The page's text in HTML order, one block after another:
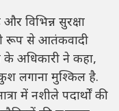
विभिन्न सुरक्षा
रूप से आतंकवादी
के अधिकारी ने कहा,
लगाना मुश्किल है.
में नशीले पदार्थों की